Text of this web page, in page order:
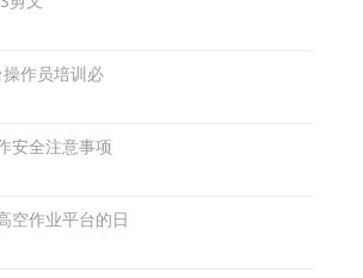
操作员培训必
安全注意事项
空作业平台的日